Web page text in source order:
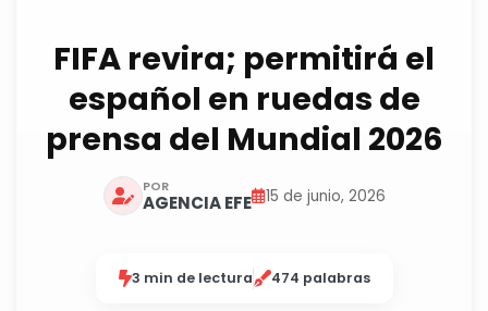
FIFA revira; permitirá el
español en ruedas de
prensa del Mundial 2026
POR
AGENCIA EFE 15 de junio, 2026
3 min de lectura 474 palabras